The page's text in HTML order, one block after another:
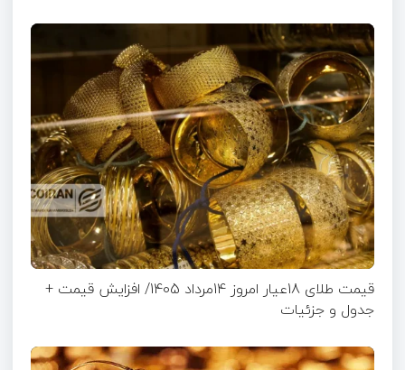
قیمت طلای 18عیار امروز 14مرداد 1405/ افزایش قیمت +
جدول و جزئیات